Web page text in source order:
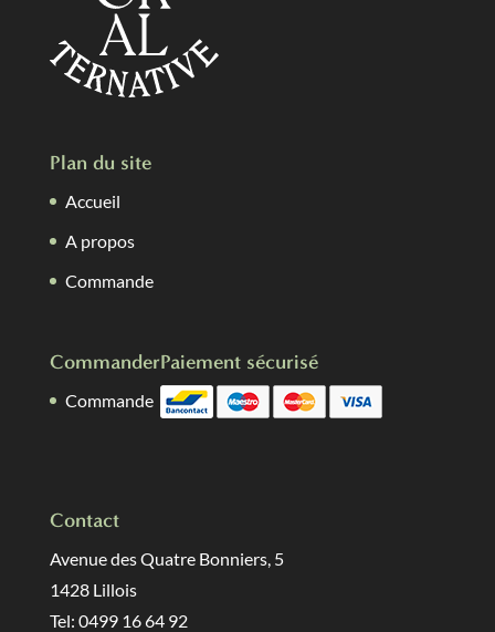
Plan du site
Accueil
A propos
Commande
Commander
Commande
Paiement sécurisé
Contact
Avenue des Quatre Bonniers, 5
1428 Lillois
Tel: 0499 16 64 92